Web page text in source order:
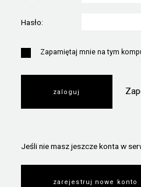
Hasło:
Zapamiętaj mnie na tym
Jeśli nie masz jeszcze konta w
zarejestruj nowe konto